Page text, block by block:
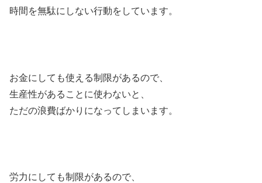
時間を無駄にしない行動をしています。
お金にしても使える制限があるので、
生産性があることに使わないと、
ただの浪費ばかりになってしまいます。
労力にしても制限があるので、